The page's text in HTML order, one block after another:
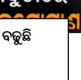
ବଢୁଛି